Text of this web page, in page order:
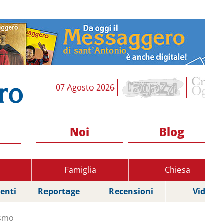
07 Agosto 2026
Noi Blog
Famiglia Chiesa
Reportage Recensioni